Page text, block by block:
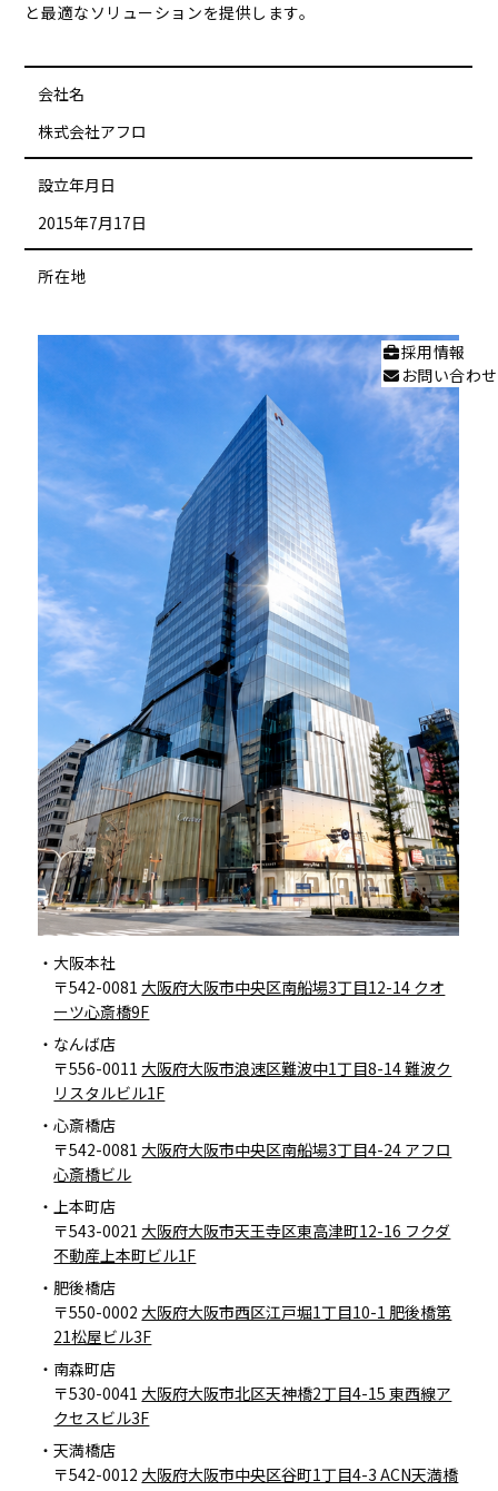
採用情報
お問い合わせ
と最適なソリューションを提供します。
会社名
株式会社アフロ
設立年月日
2015年7月17日
所在地
大阪本社
〒542-0081大阪府大阪市中央区南船場3丁目12-14 クオ
ーツ心斎橋9F
なんば店
〒556-0011大阪府大阪市浪速区難波中1丁目8-14 難波ク
リスタルビル1F
心斎橋店
〒542-0081大阪府大阪市中央区南船場3丁目4-24 アフロ
心斎橋ビル
上本町店
〒543-0021大阪府大阪市天王寺区東高津町12-16 フクダ
不動産上本町ビル1F
肥後橋店
〒550-0002大阪府大阪市西区江戸堀1丁目10-1 肥後橋第
21松屋ビル3F
南森町店
〒530-0041大阪府大阪市北区天神橋2丁目4-15 東西線ア
クセスビル3F
天満橋店
〒542-0012大阪府大阪市中央区谷町1丁目4-3 ACN天満橋